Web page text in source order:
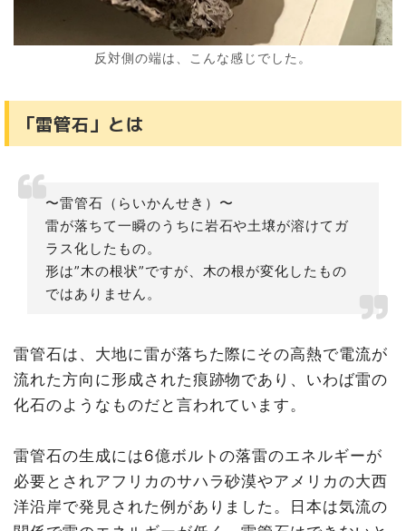
反対側の端は、こんな感じでした。
「雷管石」とは
〜雷管石（らいかんせき）〜
雷が落ちて一瞬のうちに岩石や土壌が溶けてガ
ラス化したもの。
形は”木の根状”ですが、木の根が変化したもの
ではありません。
雷管石は、大地に雷が落ちた際にその高熱で電流が
流れた方向に形成された痕跡物であり、いわば雷の
化石のようなものだと言われています。
雷管石の生成には6億ボルトの落雷のエネルギーが
必要とされアフリカのサハラ砂漠やアメリカの大西
洋沿岸で発見された例がありました。日本は気流の